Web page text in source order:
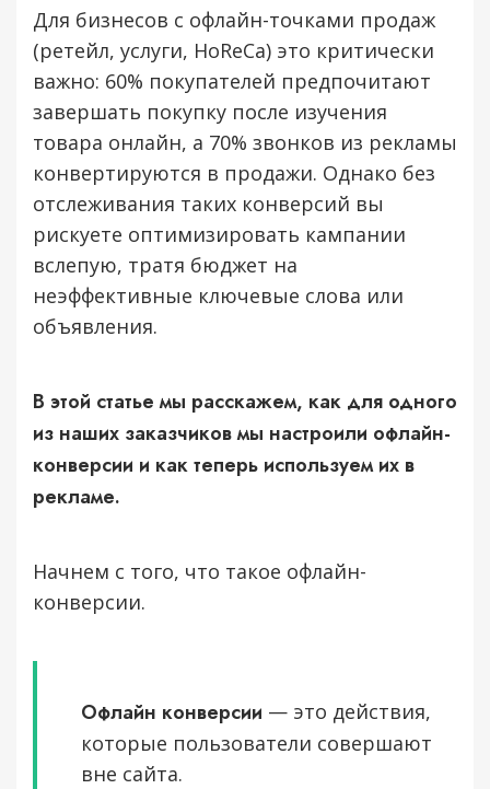
Для бизнесов с офлайн-точками продаж
(ретейл, услуги, HoReCa) это критически
важно: 60% покупателей предпочитают
завершать покупку после изучения
товара онлайн, а 70% звонков из рекламы
конвертируются в продажи. Однако без
отслеживания таких конверсий вы
рискуете оптимизировать кампании
вслепую, тратя бюджет на
неэффективные ключевые слова или
объявления.
В этой статье мы расскажем, как для одного
из наших заказчиков мы настроили офлайн-
конверсии и как теперь используем их в
рекламе.
Начнем с того, что такое офлайн-
конверсии.
Офлайн конверсии — это действия,
которые пользователи совершают
вне сайта.